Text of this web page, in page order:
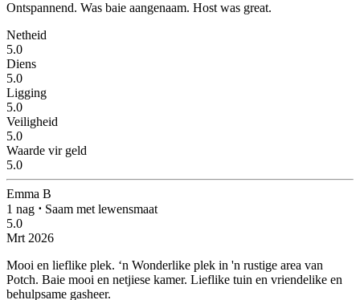
Ontspannend. Was baie aangenaam. Host was great.
Netheid
5.0
Diens
5.0
Ligging
5.0
Veiligheid
5.0
Waarde vir geld
5.0
Emma B
1 nag ⋅ Saam met lewensmaat
5.0
Mrt 2026
Mooi en lieflike plek. ‘n Wonderlike plek in 'n rustige area van
Potch. Baie mooi en netjiese kamer. Lieflike tuin en vriendelike en
behulpsame gasheer.